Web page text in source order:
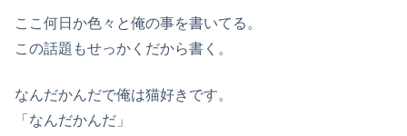
ここ何日か色々と俺の事を書いてる。
この話題もせっかくだから書く。
なんだかんだで俺は猫好きです。
「なんだかんだ」